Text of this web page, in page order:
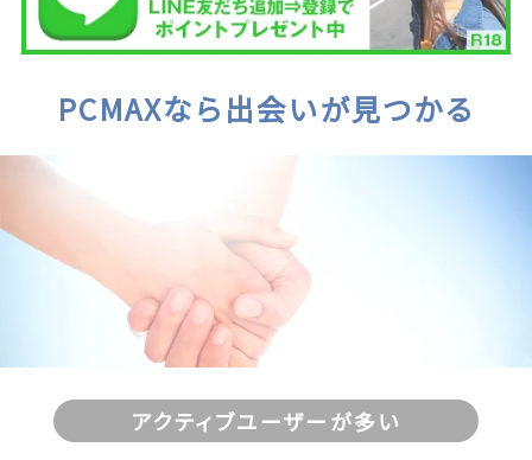
PCMAXなら出会いが見つかる
アクティブユーザーが多い